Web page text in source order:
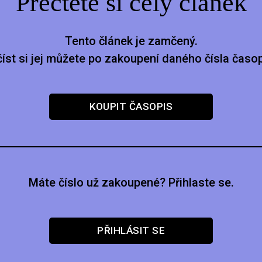
Tento článek je zamčený.
si jej můžete po zakoupení daného čísla
KOUPIT ČASOPIS
Máte číslo už zakoupené? Přihlaste se.
PŘIHLÁSIT SE